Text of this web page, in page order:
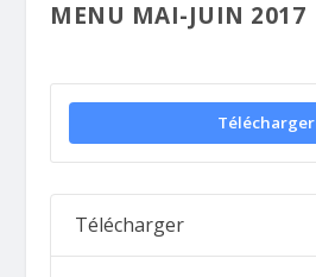
MENU MAI-JUIN 2017
Télécharger
Télécharger